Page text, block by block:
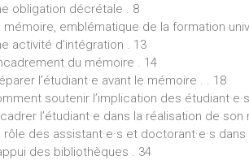
obligation décrétale . 8
mémoire, emblématique de la formation
activité d'intégration . 13
du mémoire . 14
l’étudiant·e avant le mémoire . . 18
soutenir l’implication des
l’étudiant·e dans la réalisation de
rôle des assistant·e·s et doctorant·e·s
des bibliothèques . 34